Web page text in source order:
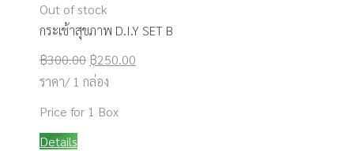
Out of stock
กระเช้าสุขภาพ D.I.Y SET B
฿300.00 Original
price
฿250.00
ราคา/ 1 กล่อง
Price for 1 Box
Details